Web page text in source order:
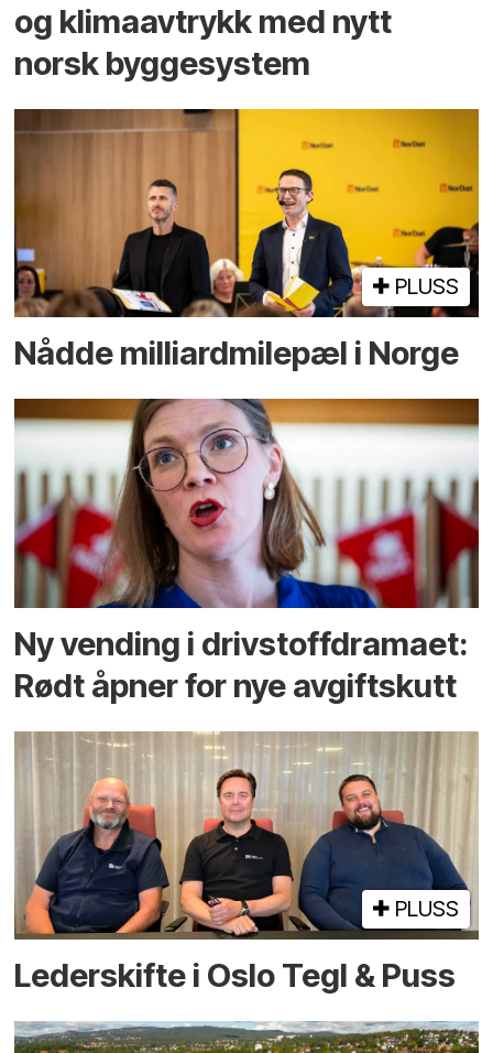
og klima­avtrykk med nytt
norsk bygge­system
PLUSS
Nådde milliard­­milepæl i Norge
Ny vending i drivstoffdramaet:
Rødt åpner for nye avgiftskutt
PLUSS
Lederskifte i Oslo Tegl & Puss